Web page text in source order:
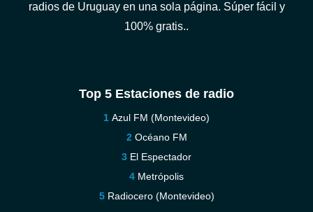
radios de Uruguay en una sola página. Súper fácil y
100% gratis..
Top 5 Estaciones de radio
Azul FM (Montevideo)
Océano FM
El Espectador
Metrópolis
Radiocero (Montevideo)